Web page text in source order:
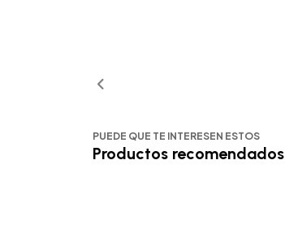
PUEDE QUE TE INTERESEN ESTOS
Productos recomendados